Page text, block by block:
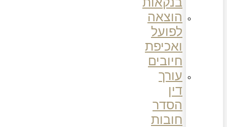
הוצאה
לפועל
ואכיפת
חיובים
עורך
דין
הסדר
חובות